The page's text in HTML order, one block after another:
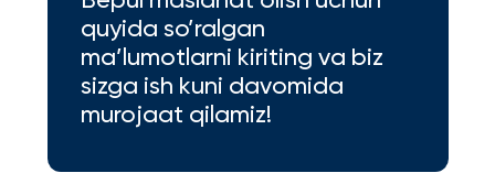
quyida so’ralgan
ma’lumotlarni kiriting va biz
sizga ish kuni davomida
murojaat qilamiz!